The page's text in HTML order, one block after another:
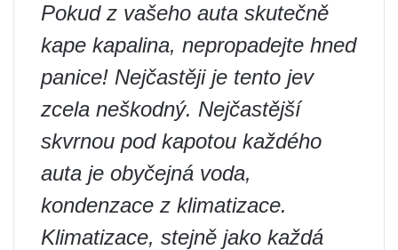
Pokud z vašeho auta skutečně
kape kapalina, nepropadejte hned
panice! Nejčastěji je tento jev
zcela neškodný. Nejčastější
skvrnou pod kapotou každého
auta je obyčejná voda,
kondenzace z klimatizace.
Klimatizace, stejně jako každá